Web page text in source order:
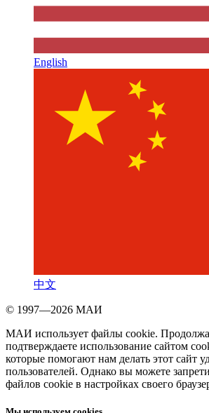
English
中文
© 1997—2026 МАИ
МАИ использует файлы cookie.
подтверждаете использование сайтом
которые помогают нам делать этот сайт
пользователей. Однако вы можете
файлов cookie в настройках своего